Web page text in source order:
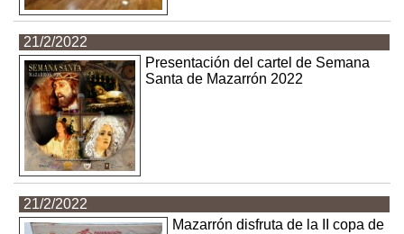
21/2/2022
Presentación del cartel de Semana
Santa de Mazarrón 2022
21/2/2022
Mazarrón disfruta de la II copa de